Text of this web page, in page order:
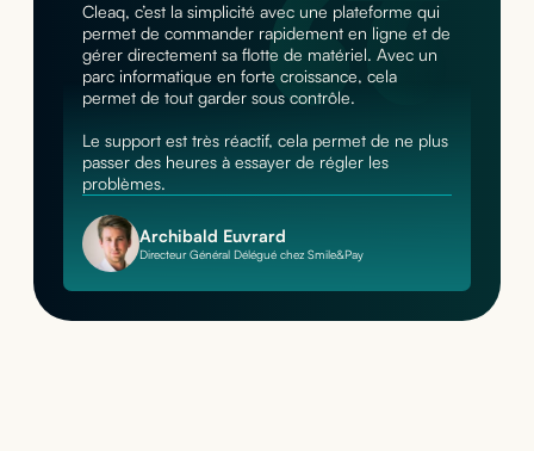
Cleaq, c’est la simplicité avec une plateforme qui
permet de commander rapidement en ligne et de
gérer directement sa flotte de matériel. Avec un
parc informatique en forte croissance, cela
permet de tout garder sous contrôle.
Le support est très réactif, cela permet de ne plus
passer des heures à essayer de régler les
problèmes.
Archibald Euvrard
Directeur Général Délégué chez Smile&Pay